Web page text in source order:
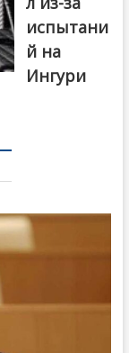
испытани
й на
Ингури